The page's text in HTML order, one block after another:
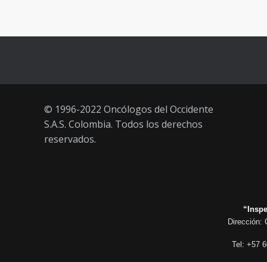
años
© 1996-2022 Oncólogos del Occidente
S.A.S. Colombia. Todos los derechos
reservados.
Dirección:
Tel: +57